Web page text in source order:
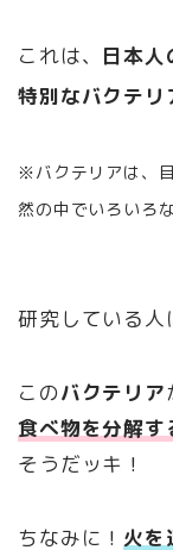
これは、 日本人
特別なバクテリ
※バクテリアは、
然の中でいろいろ
研究している人
このバクテリア
食べ物を分解す
そうだッキ！
ちなみに！ 火を